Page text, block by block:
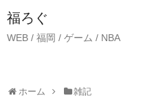
福ろぐ
WEB / 福岡 / ゲーム / NBA
ホーム 雑記